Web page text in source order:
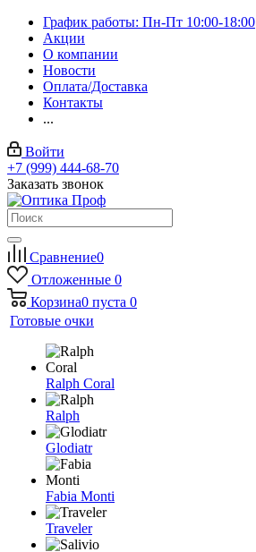
График работы: Пн-Пт 10:00-18:00
Акции
О компании
Новости
Оплата/Доставка
Контакты
...
Войти
+7 (999) 444-68-70
Заказать звонок
Сравнение0
Отложенные 0
Корзина0 пуста 0
Готовые очки
Ralph Coral
Ralph
Glodiatr
Fabia Monti
Traveler